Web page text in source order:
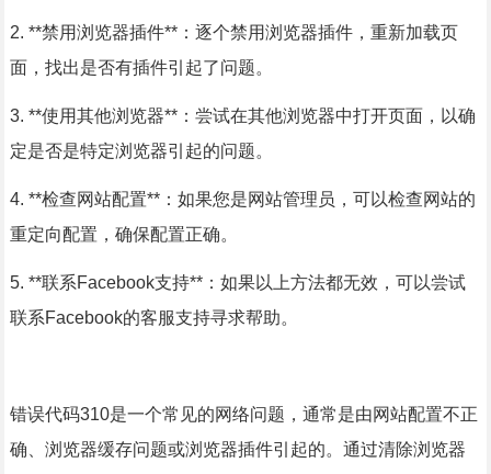
2. **禁用浏览器插件**：逐个禁用浏览器插件，重新加载页
面，找出是否有插件引起了问题。
3. **使用其他浏览器**：尝试在其他浏览器中打开页面，以确
定是否是特定浏览器引起的问题。
4. **检查网站配置**：如果您是网站管理员，可以检查网站的
重定向配置，确保配置正确。
5. **联系Facebook支持**：如果以上方法都无效，可以尝试
联系Facebook的客服支持寻求帮助。
错误代码310是一个常见的网络问题，通常是由网站配置不正
确、浏览器缓存问题或浏览器插件引起的。通过清除浏览器